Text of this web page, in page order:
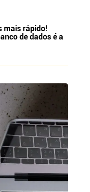
mais rápido!
de dados é a